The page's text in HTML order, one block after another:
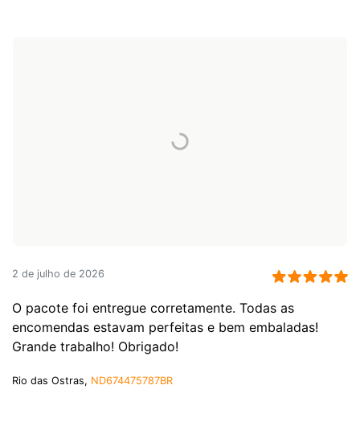
2 de julho de 2026
O pacote foi entregue corretamente. Todas as
encomendas estavam perfeitas e bem embaladas!
Grande trabalho! Obrigado!
Rio das Ostras, ND674475787BR